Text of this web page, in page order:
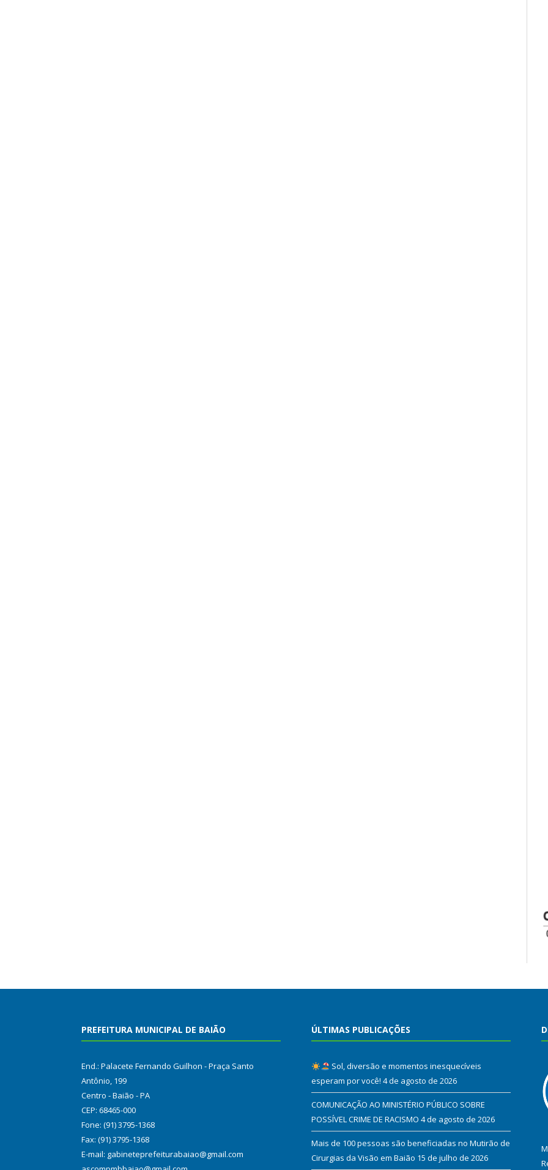
PREFEITURA MUNICIPAL DE BAIÃO
End.: Palacete Fernando Guilhon - Praça Santo
Antônio, 199
Centro - Baião - PA
CEP: 68465-000
Fone: (91) 3795-1368
Fax: (91) 3795-1368
E-mail: gabineteprefeiturabaiao@gmail.com
ÚLTIMAS PUBLICAÇÕES
Sol, diversão e momentos inesquecíveis
esperam por você! 4 de agosto de 2026
COMUNICAÇÃO AO MINISTÉRIO PÚBLICO SOBRE
POSSÍVEL CRIME DE RACISMO 4 de agosto de 2026
Mais de 100 pessoas são beneficiadas no Mutirão de
Cirurgias da Visão em Baião 15 de julho de 2026